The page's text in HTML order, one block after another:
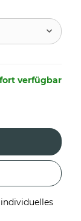
verfügbar